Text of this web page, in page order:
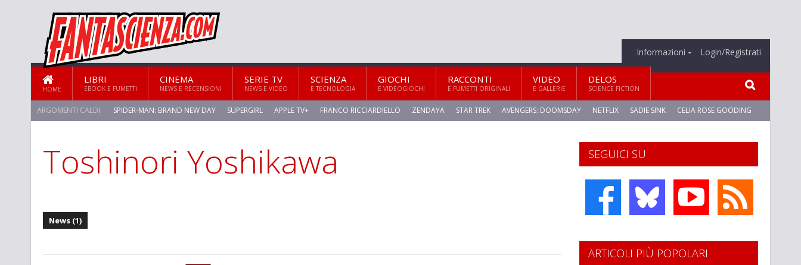
Informazioni Login/Registrati
HOME
LIBRI
EBOOK E FUMETTI
CINEMA
NEWS E RECENSIONI
SERIE TV
NEWS E VIDEO
SCIENZA
E TECNOLOGIA
GIOCHI
E VIDEOGIOCHI
RACCONTI
E FUMETTI ORIGINALI
VIDEO
E GALLERIE
DELOS
SCIENCE FICTION
ARGOMENTI CALDI: SPIDER-MAN: BRAND NEW DAY SUPERGIRL APPLE TV+ FRANCO RICCIARDIELLO ZENDAYA STAR TREK AVENGERS: DOOMSDAY NETFLIX SADIE SINK CELIA ROSE GOODING
Toshinori Yoshikawa
News (1)
SEGUICI SU
ARTICOLI PIÙ POPOLARI